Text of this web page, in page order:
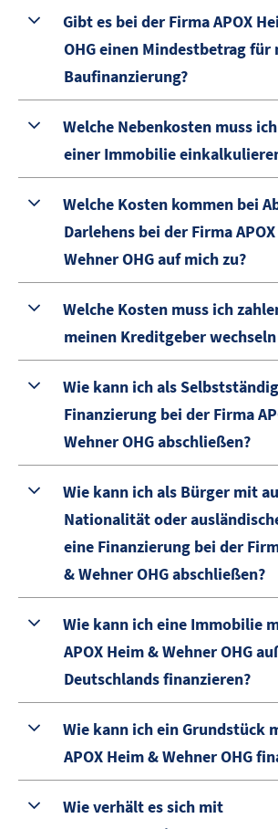
Gibt es bei der Firma APOX
OHG einen Mindestbetrag für
Baufinanzierung?
Welche Nebenkosten muss
einer Immobilie
Welche Kosten kommen bei
Darlehens bei der Firma
Wehner OHG auf mich zu?
Welche Kosten muss ich
meinen Kreditgeber
Wie kann ich als
Finanzierung bei der Firma
Wehner OHG abschließen?
Wie kann ich als Bürger mit
Nationalität oder
eine Finanzierung bei der
& Wehner OHG abschließen?
Wie kann ich eine Immobilie
APOX Heim & Wehner OHG
Deutschlands finanzieren?
Wie kann ich ein Grundstück
APOX Heim & Wehner OHG
Wie verhält es sich mit